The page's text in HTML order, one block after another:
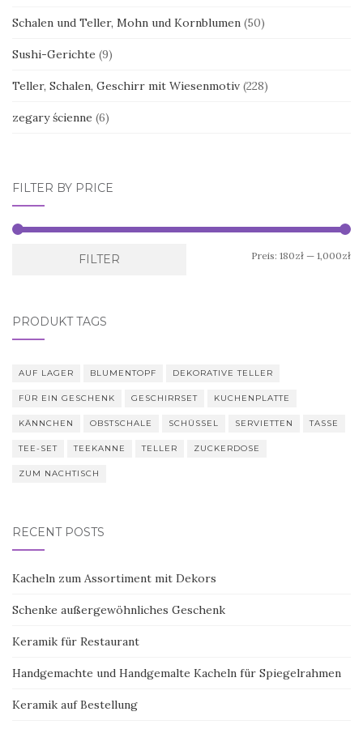
Schalen und Teller, Mohn und Kornblumen (50)
Sushi-Gerichte (9)
Teller, Schalen, Geschirr mit Wiesenmotiv (228)
zegary ścienne (6)
FILTER BY PRICE
FILTER Preis: 180zł — 1,000zł
PRODUKT TAGS
AUF LAGER BLUMENTOPF DEKORATIVE TELLER
FÜR EIN GESCHENK GESCHIRRSET KUCHENPLATTE
KÄNNCHEN OBSTSCHALE SCHÜSSEL SERVIETTEN TASSE
TEE-SET TEEKANNE TELLER ZUCKERDOSE
ZUM NACHTISCH
RECENT POSTS
Kacheln zum Assortiment mit Dekors
Schenke außergewöhnliches Geschenk
Keramik für Restaurant
Handgemachte und Handgemalte Kacheln für Spiegelrahmen
Keramik auf Bestellung